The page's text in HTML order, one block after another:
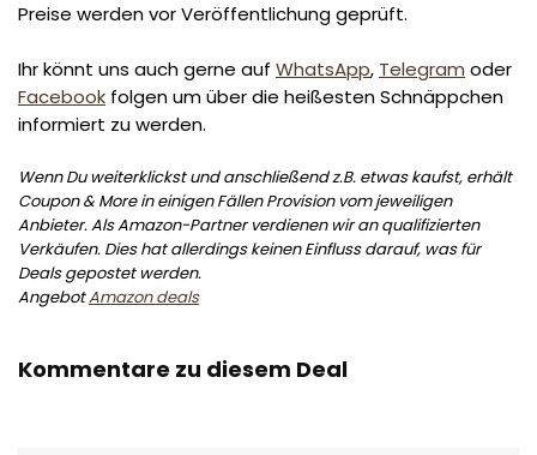
Preise werden vor Veröffentlichung geprüft.
Ihr könnt uns auch gerne auf WhatsApp, Telegram oder
Facebook folgen um über die heißesten Schnäppchen
informiert zu werden.
Wenn Du weiterklickst und anschließend z.B. etwas kaufst, erhält
Coupon & More in einigen Fällen Provision vom jeweiligen
Anbieter. Als Amazon-Partner verdienen wir an qualifizierten
Verkäufen. Dies hat allerdings keinen Einfluss darauf, was für
Deals gepostet werden.
AngebotAmazon deals
Kommentare zu diesem Deal